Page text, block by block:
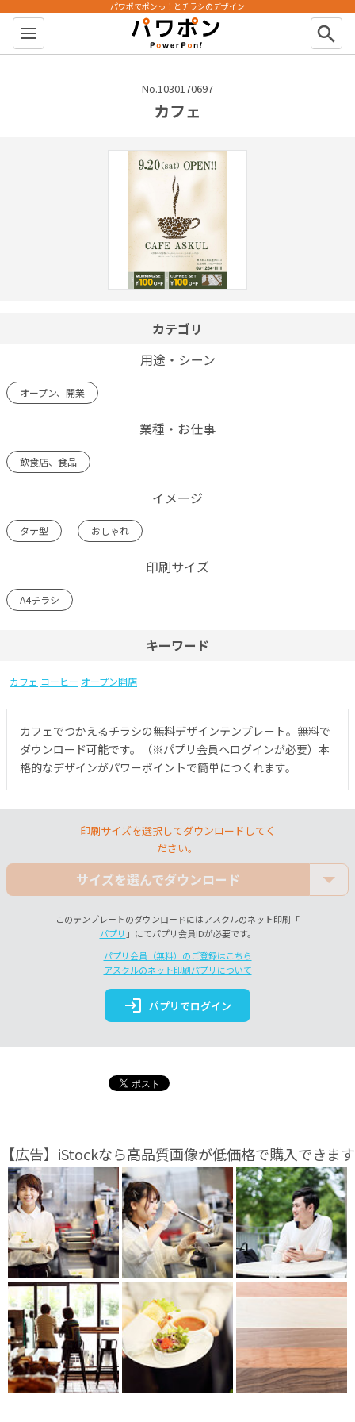
パワポン
パワポでポンっ！とチラシのデザイン
search
No.1030170697
カフェ
カテゴリ
用途・シーン
オープン、開業
業種・お仕事
飲食店、食品
イメージ
タテ型 おしゃれ
印刷サイズ
A4チラシ
キーワード
カフェ コーヒー オープン開店
カフェでつかえるチラシの無料デザインテンプレート。無料で
ダウンロード可能です。（※パプリ会員へログインが必要）本
格的なデザインがパワーポイントで簡単につくれます。
印刷サイズを選択してダウンロードしてく
ださい。
サイズを選んでダウンロード
このテンプレートのダウンロードにはアスクルのネット印刷「
パプリ 」にてパプリ会員IDが必要です。
パプリ会員（無料）のご登録はこちら
アスクルのネット印刷パプリについて
login パプリでログイン
【広告】iStockなら高品質画像が低価格で購入できます